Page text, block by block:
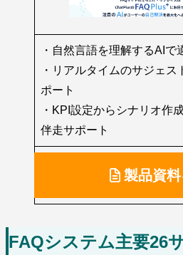
・自然言語を理解するAIで
・リアルタイムのサジェス
ポート
・KPI設定からシナリオ作
伴走サポート
製品資
FAQシステム主要26